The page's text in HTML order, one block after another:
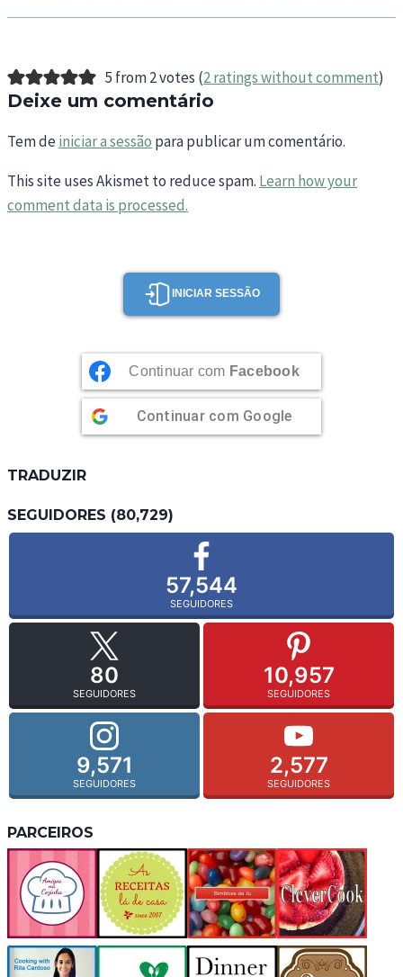
5 from 2 votes (2 ratings without comment)
Deixe um comentário
Tem deiniciar a sessão para publicar um comentário.
This site uses Akismet to reduce spam. Learn how your
comment data is processed.
INICIAR SESSÃO
Continuar com Facebook
Continuar com Google
TRADUZIR
SEGUIDORES (80,729)
57,544
SEGUIDORES
80
SEGUIDORES
10,957
SEGUIDORES
9,571
SEGUIDORES
2,577
SEGUIDORES
PARCEIROS